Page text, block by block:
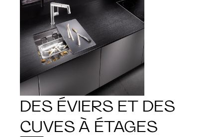
DES ÉVIERS ET DES
CUVES À ÉTAGES